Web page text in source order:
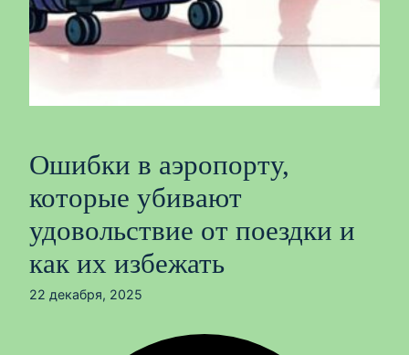
Ошибки в аэропорту,
которые убивают
удовольствие от поездки и
как их избежать
22 декабря, 2025